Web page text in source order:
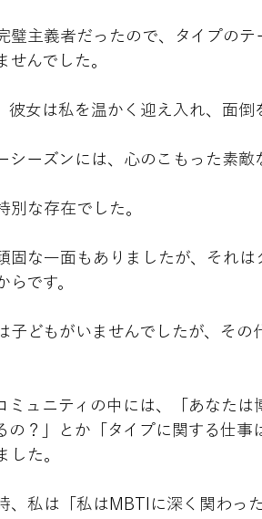
璧主義者だったので、タイプの
せんでした。
彼女は私を温かく迎え入れ、面倒
シーズンには、心のこもった素
別な存在でした。
固な一面もありましたが、それ
らです。
子どもがいませんでしたが、そ
ミュニティの中には、「あなた
の？」とか「タイプに関する仕
した。
、私は「私はMBTIに深く関わっ